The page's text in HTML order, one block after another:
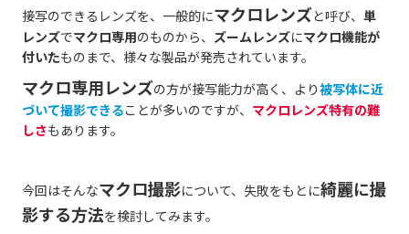
接写のできるレンズを、一般的にマクロレンズと呼び、 単
レンズでマクロ専用のものから、 ズームレンズにマクロ機能が
付いたものまで、様々な製品が発売されています。
マクロ専用レンズの方が接写能力が高く、より被写体に近
づいて撮影できることが多いのですが、 マクロレンズ特有の難
しさもあります。
今回はそんなマクロ撮影について、失敗をもとに綺麗に撮
影する方法を検討してみます。